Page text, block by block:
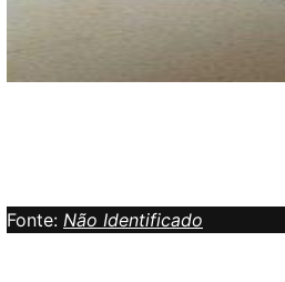
Fonte: Não Identificado